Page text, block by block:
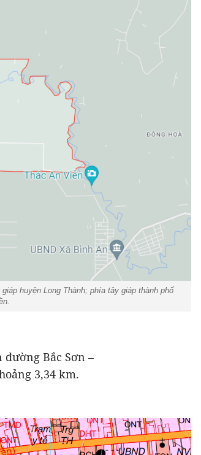
huyện Long Thành; phía tây giáp thành phố
Bắc Sơn –
3,34 km.